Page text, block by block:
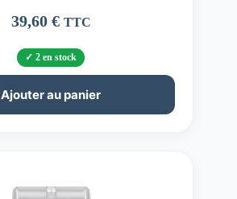
39,60 € TTC
2 en stock
Ajouter au panier